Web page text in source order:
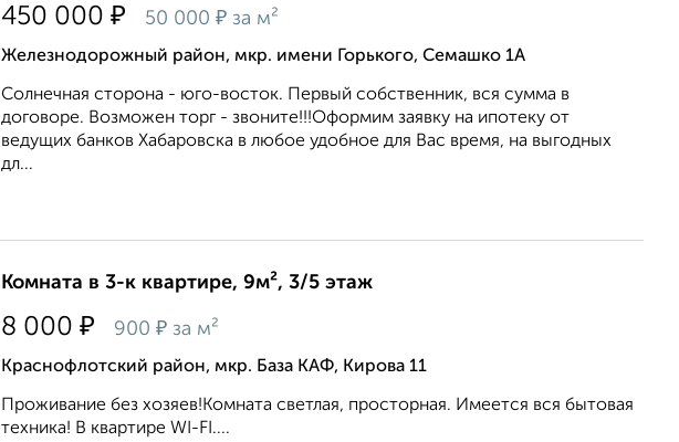
450 000 ₽ 50 000 ₽ за м²
Железнодорожный район, мкр. имени Горького, Семашко 1А
Солнечная сторона - юго-восток. Первый собственник, вся сумма в
договоре. Возможен торг - звоните!!!Оформим заявку на ипотеку от
ведущих банков Хабаровска в любое удобное для Вас время, на выгодных
дл...
Комната в 3-к квартире, 9м², 3/5 этаж
8 000 ₽ 900 ₽ за м²
Краснофлотский район, мкр. База КАФ, Кирова 11
Проживание без хозяев!Комната светлая, просторная. Имеется вся бытовая
техника! В квартире WI-FI....